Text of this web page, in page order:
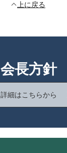
上に戻る
会長方針
詳細はこちらから